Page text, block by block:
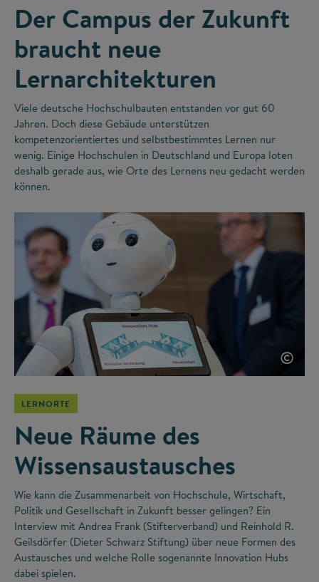
Der Campus der Zukunft
braucht neue
Lernarchitekturen
Viele deutsche Hochschulbauten entstanden vor gut 60
Jahren. Doch diese Gebäude unterstützen
kompetenzorientiertes und selbstbestimmtes Lernen nur
wenig. Einige Hochschulen in Deutschland und Europa loten
deshalb gerade aus, wie Orte des Lernens neu gedacht werden
können.
©
LERNORTE
Neue Räume des
Wissensaustausches
Wie kann die Zusammenarbeit von Hochschule, Wirtschaft,
Politik und Gesellschaft in Zukunft besser gelingen? Ein
Interview mit Andrea Frank (Stifterverband) und Reinhold R.
Geilsdörfer (Dieter Schwarz Stiftung) über neue Formen des
Austausches und welche Rolle sogenannte Innovation Hubs
dabei spielen.